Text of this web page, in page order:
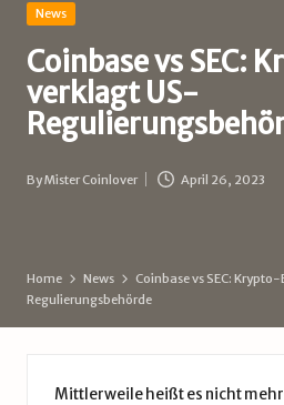
o
i
n
-
B
e
Posted
News
Coinbase vs SEC:
verklagt US-
Posted
ByMister Coinlover April 26, 2023
Home News
Coinbase vs SEC:
Regulierungsbehörde
Mittlerweile heißt es nicht mehr